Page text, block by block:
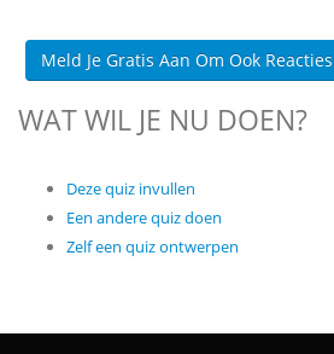
Meld Je Gratis Aan Om Ook
WAT WIL JE NU DOEN?
Deze quiz invullen
Een andere quiz doen
Zelf een quiz ontwerpen